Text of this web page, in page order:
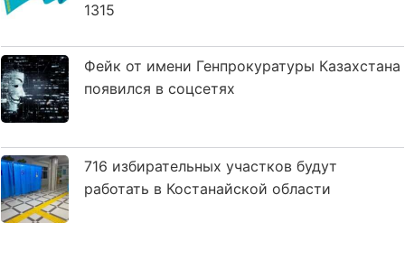
1315
Фейк от имени Генпрокуратуры Казахстана
появился в соцсетях
716 избирательных участков будут
работать в Костанайской области